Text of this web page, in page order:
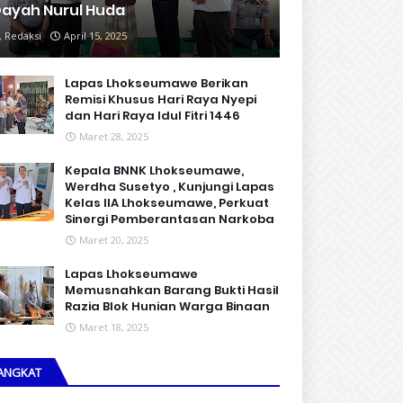
Nurul Huda
Redaksi April 15, 2025
Lapas Lhokseumawe Berikan
Remisi Khusus Hari Raya Nyepi
dan Hari Raya Idul Fitri 1446
Maret 28, 2025
Kepala BNNK Lhokseumawe,
Werdha Susetyo , Kunjungi Lapas
Kelas IIA Lhokseumawe, Perkuat
Sinergi Pemberantasan Narkoba
Maret 20, 2025
Lapas Lhokseumawe
Memusnahkan Barang Bukti Hasil
Razia Blok Hunian Warga Binaan
Maret 18, 2025